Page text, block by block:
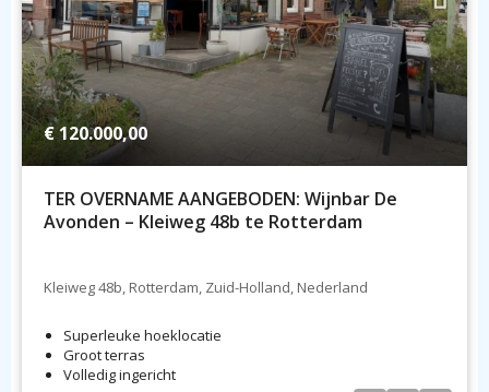
€ 120.000,00
TER OVERNAME AANGEBODEN: Wijnbar De
Avonden – Kleiweg 48b te Rotterdam
Kleiweg 48b, Rotterdam, Zuid-Holland, Nederland
Superleuke hoeklocatie
Groot terras
Volledig ingericht